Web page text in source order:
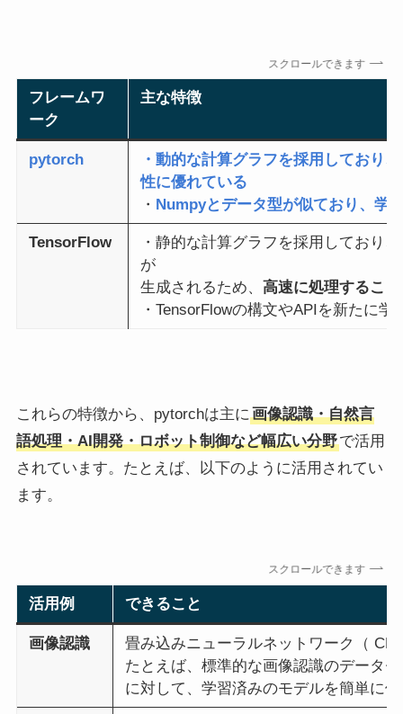
スクロールできます
フレームワ
ーク
主な特徴
pytorch
・動的な計算グラフを採用しており
性に優れている
・ Numpyとデータ型が似ており、学
TensorFlow
・静的な計算グラフを採用しており
が
生成されるため、 高速に処理するこ
・TensorFlowの構文やAPIを新たに学
これらの特徴から、pytorchは主に画像認識・自然言
語処理・AI開発・ロボット制御など幅広い分野で活用
されています。たとえば、以下のように活用されてい
ます。
スクロールできます
活用例 できること
画像認識
畳み込みニューラルネットワーク（
たとえば、標準的な画像認識のデータ
に対して、学習済みのモデルを簡単に